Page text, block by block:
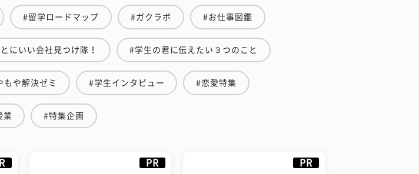
#留学ロードマップ #ガクラボ #お仕事図鑑
にいい会社見つけ隊！ #学生の君に伝えたい３つのこと
もや解決ゼミ #学生インタビュー #恋愛特集
業 #特集企画
PR PR